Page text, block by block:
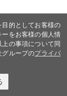
的としてお客様の
をお客様の個人情
の事項について同
グループのプライバ